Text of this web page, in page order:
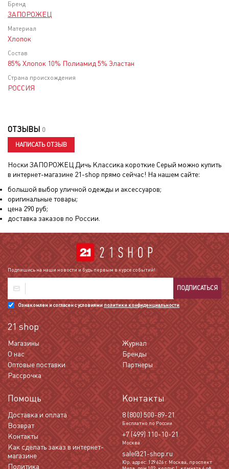
Бренд
ЗАПОРОЖЕЦ
Материал
Хлопок
Состав
85% Хлопок 10% Полиамид 5% Эластан
Страна происхождения
РОССИЯ
ОТЗЫВЫ 0
НАПИСАТЬ ОТЗЫВ
Носки ЗАПОРОЖЕЦ Дичь Классика короткие Серый можно купить
в интернет-магазине 21-shop прямо сейчас! На нашем сайте:
большой выбор уличной одежды и аксессуаров;
оригинальные товары;
цена 290 руб;
доставка заказов по России.
Подпишись на наши новости и будь первым в курсе событий!
ПОДПИСАТЬСЯ
Ознакомлен и согласен с условиямиполитики конфиденциальности
21 shop
Магазины
Журнал
О нас
Бренды
Оптовые поставки
Партнеры
Рассрочка
Помощь
Доставка и оплата
Возврат
Контакты
Как сделать заказ в интернет-
магазине
Политика
Контакты
8 (800) 500-89-21
Бесплатно по России
+7 (499) 110-10-21
Москва
sale@21-shop.ru
Юр. адрес: 129626 г. Москва, проспект